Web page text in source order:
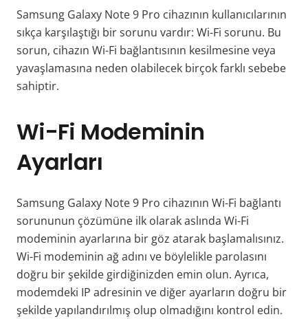
Samsung Galaxy Note 9 Pro cihazının kullanıcılarının
sıkça karşılaştığı bir sorunu vardır: Wi-Fi sorunu. Bu
sorun, cihazın Wi-Fi bağlantısının kesilmesine veya
yavaşlamasına neden olabilecek birçok farklı sebebe
sahiptir.
Wi-Fi Modeminin
Ayarları
Samsung Galaxy Note 9 Pro cihazının Wi-Fi bağlantı
sorununun çözümüne ilk olarak aslında Wi-Fi
modeminin ayarlarına bir göz atarak başlamalısınız.
Wi-Fi modeminin ağ adını ve böylelikle parolasını
doğru bir şekilde girdiğinizden emin olun. Ayrıca,
modemdeki IP adresinin ve diğer ayarların doğru bir
şekilde yapılandırılmış olup olmadığını kontrol edin.